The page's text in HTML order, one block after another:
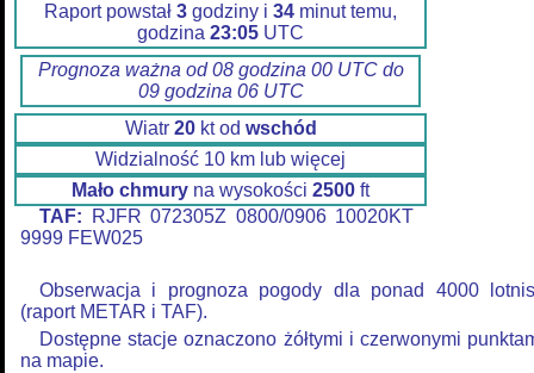
Raport powstał 3 godziny i 34 minut temu,
godzina 23:05 UTC
Prognoza ważna od 08 godzina 00 UTC do
09 godzina 06 UTC
Wiatr 20kt od wschód
Widzialność 10 km lub więcej
Mało chmury na wysokości 2500 ft
TAF: RJFR 072305Z 0800/0906 10020KT
9999 FEW025
Obserwacja i prognoza pogody dla ponad 4000
(raport METAR i TAF).
Dostępne stacje oznaczono żółtymi i czerwonymi
na mapie.